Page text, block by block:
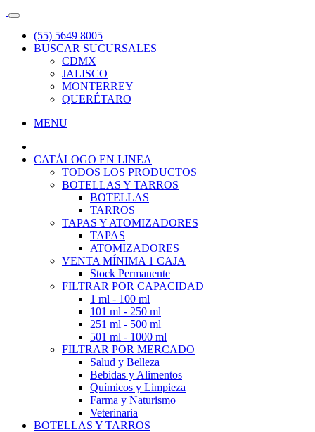
(55) 5649 8005
BUSCAR SUCURSALES
CDMX
JALISCO
MONTERREY
QUERÉTARO
MENU
CATÁLOGO EN LINEA
TODOS LOS PRODUCTOS
BOTELLAS Y TARROS
BOTELLAS
TARROS
TAPAS Y ATOMIZADORES
TAPAS
ATOMIZADORES
VENTA MÍNIMA 1 CAJA
Stock Permanente
FILTRAR POR CAPACIDAD
1 ml - 100 ml
101 ml - 250 ml
251 ml - 500 ml
501 ml - 1000 ml
FILTRAR POR MERCADO
Salud y Belleza
Bebidas y Alimentos
Químicos y Limpieza
Farma y Naturismo
Veterinaria
BOTELLAS Y TARROS